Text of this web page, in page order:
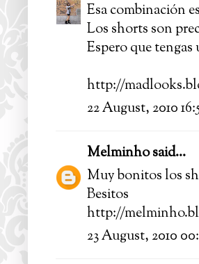
Esa combinación
Los shorts son
Espero que
http://
22 August, 2010
Melminhosaid...
Muy bonitos los
Besitos
http://
23 August, 2010